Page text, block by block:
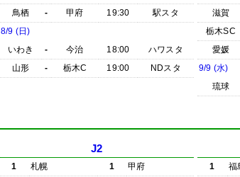
鳥栖
- 甲府 19:30
駅スタ
8/9 (日)
いわき
- 今治 18:00
ハワスタ
山形
- 栃木C 19:00 NDスタ
滋賀
栃木SC
愛媛
9/9 (水)
琉球
J2
1 札幌 1
甲府
1 福